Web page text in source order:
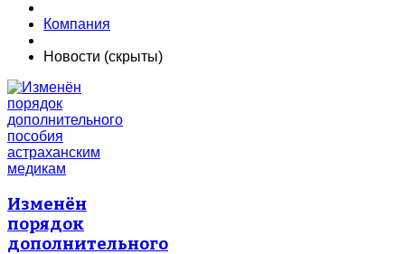
Компания
Новости (скрыты)
Изменён
порядок
дополнительного